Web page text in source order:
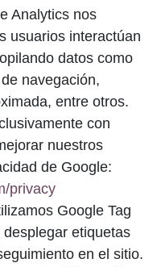
Analytics nos
usuarios interactúan
datos como
navegación,
entre otros.
con
nuestros
de Google:
privacy
Google Tag
etiquetas
en el sitio.